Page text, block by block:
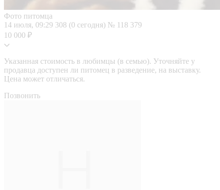
Фото питомца
14 июля, 09:29 308 (0 сегодня) № 118 379
10 000 ₽
Указанная стоимость в любимцы (в семью). Уточняйте у
продавца доступен ли питомец в разведение, на выставку.
Цена может отличаться.
Позвонить